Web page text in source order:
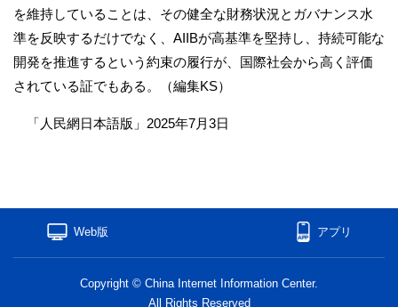
を維持していることは、その健全な財務状況とガバナンス水
準を反映するだけでなく、AIIBが高基準を堅持し、持続可能な
開発を推進するという約束の履行が、国際社会から高く評価
されている証でもある。（編集KS）
「人民網日本語版」2025年7月3日
Web版 アプリ
Copyright © China Internet Information Center.
All Rights Reserved